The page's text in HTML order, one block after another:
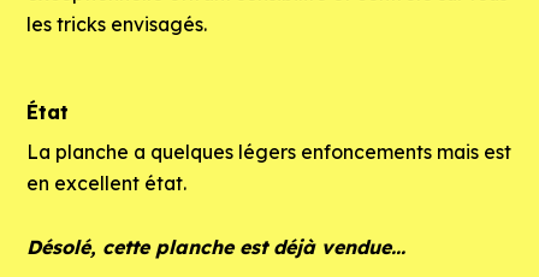
les tricks envisagés.
État
La planche a quelques légers enfoncements mais est
en excellent état.
Désolé, cette planche est déjà vendue...